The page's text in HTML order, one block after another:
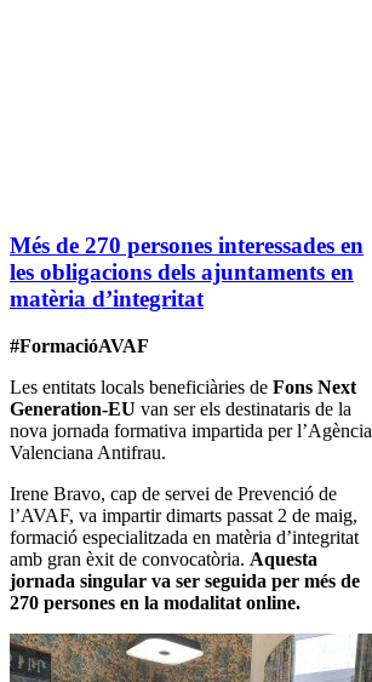
Més de 270 persones interessades en
les obligacions dels ajuntaments en
matèria d’integritat
#FormacióAVAF
Les entitats locals beneficiàries de Fons Next
Generation-EU van ser els destinataris de la
nova jornada formativa impartida per l’Agència
Valenciana Antifrau.
Irene Bravo, cap de servei de Prevenció de
l’AVAF, va impartir dimarts passat 2 de maig,
formació especialitzada en matèria d’integritat
amb gran èxit de convocatòria. Aquesta
jornada singular va ser seguida per més de
270 persones en la modalitat online.